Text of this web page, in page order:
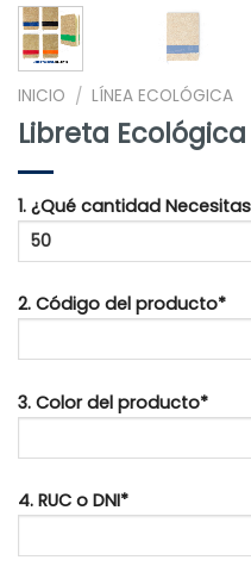
INICIO / LÍNEA ECOLÓGICA
Libreta Ecológica
1. ¿Qué cantidad
2. Código del producto*
3. Color del producto*
4. RUC o DNI*